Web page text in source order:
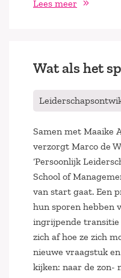
Lees meer
Wat als het
Samen met Maaike
verzorgt Marco de
‘Persoonlijk
School of
van start gaat. Een
hun sporen hebben
ingrijpende transitie
zich af hoe ze zich
nieuwe vraagstuk
kijken: naar de zon-